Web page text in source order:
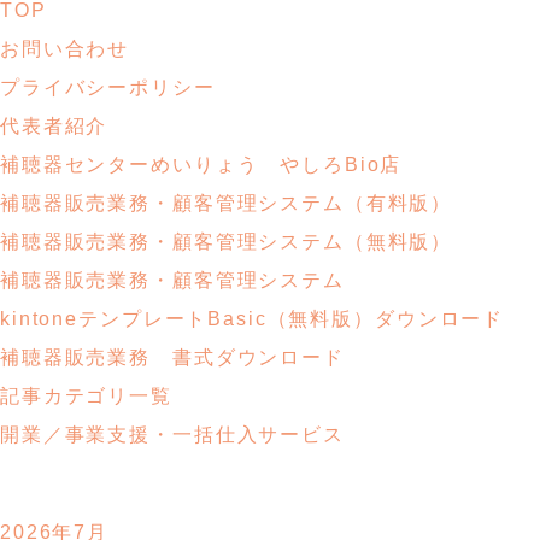
TOP
お問い合わせ
プライバシーポリシー
代表者紹介
補聴器センターめいりょう やしろBio店
補聴器販売業務・ 顧客管理システム
（有料版）
補聴器販売業務・ 顧客管理システム
（無料版）
補聴器販売業務・顧客管理システム
kintoneテンプレートBasic （無料版）ダウンロード
補聴器販売業務
書式ダウンロード
記事カテゴリ一覧
開業／事業支援・ 一括仕入サービス
2026年7月